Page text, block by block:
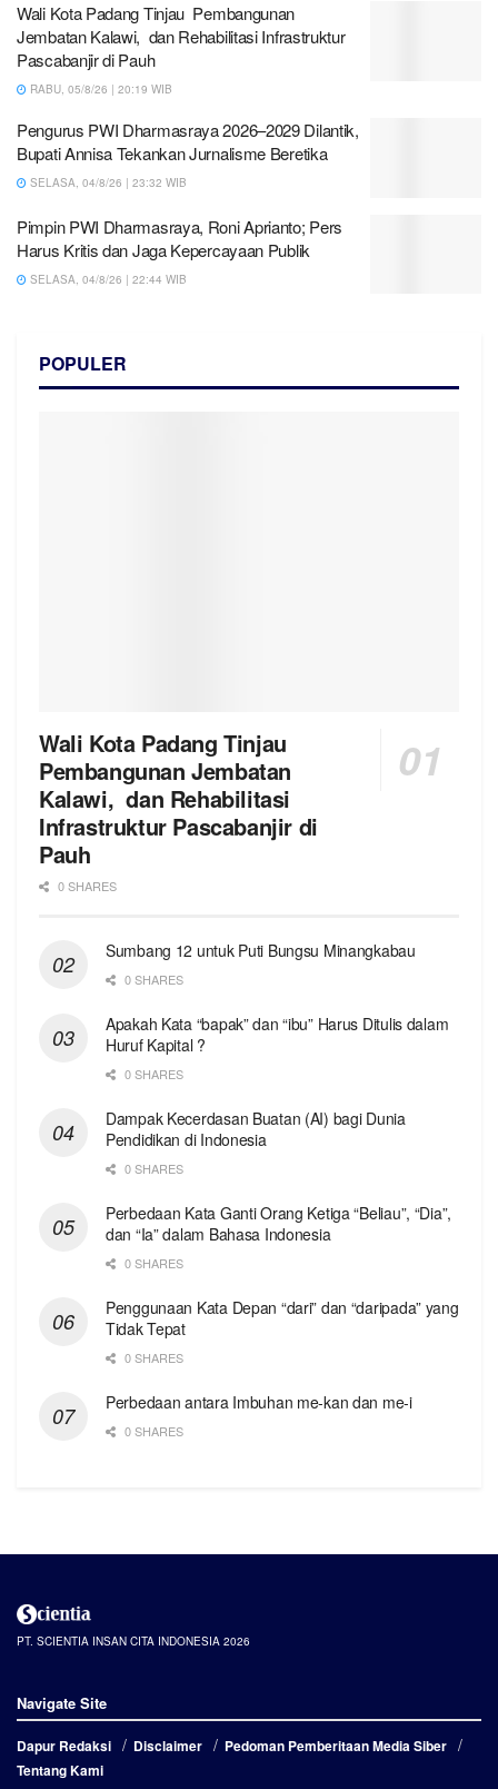
Wali Kota Padang Tinjau Pembangunan
Jembatan Kalawi, dan Rehabilitasi Infrastruktur
Pascabanjir di Pauh
RABU, 05/8/26 | 20:19 WIB
Pengurus PWI Dharmasraya 2026–2029 Dilantik,
Bupati Annisa Tekankan Jurnalisme Beretika
SELASA, 04/8/26 | 23:32 WIB
Pimpin PWI Dharmasraya, Roni Aprianto; Pers
Harus Kritis dan Jaga Kepercayaan Publik
SELASA, 04/8/26 | 22:44 WIB
POPULER
Wali Kota Padang Tinjau
Pembangunan Jembatan
Kalawi, dan Rehabilitasi
Infrastruktur Pascabanjir di
Pauh
0 SHARES
Sumbang 12 untuk Puti Bungsu Minangkabau
0 SHARES
Apakah Kata “bapak” dan “ibu” Harus Ditulis dalam
Huruf Kapital ?
0 SHARES
Dampak Kecerdasan Buatan (AI) bagi Dunia
Pendidikan di Indonesia
0 SHARES
Perbedaan Kata Ganti Orang Ketiga “Beliau”, “Dia”,
dan “Ia” dalam Bahasa Indonesia
0 SHARES
Penggunaan Kata Depan “dari” dan “daripada” yang
Tidak Tepat
0 SHARES
Perbedaan antara Imbuhan me-kan dan me-i
0 SHARES
PT. SCIENTIA INSAN CITA INDONESIA 2026
Navigate Site
Dapur Redaksi Disclaimer
Pedoman Pemberitaan Media Siber
Tentang Kami